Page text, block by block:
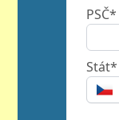
PSČ*
Stát*